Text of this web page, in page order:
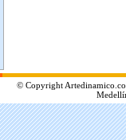
© Copyright